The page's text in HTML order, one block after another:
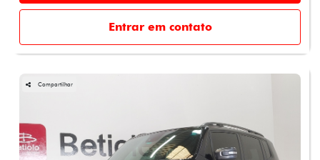
Entrar em contato
Compartilhar